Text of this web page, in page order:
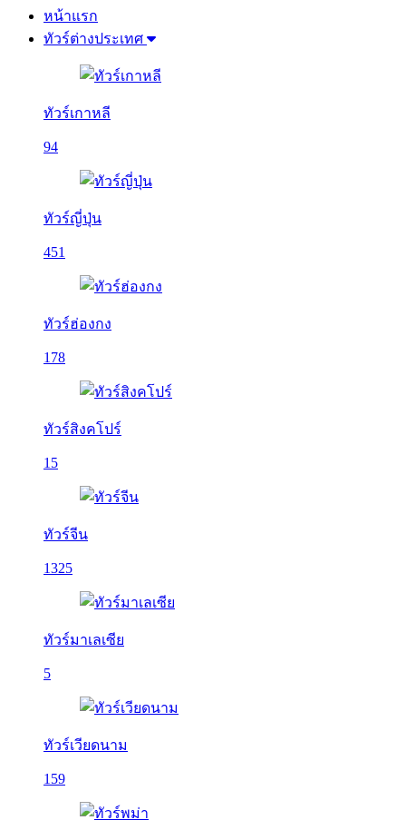
หน้าแรก
ทัวร์ต่างประเทศ
ทัวร์เกาหลี
94
ทัวร์ญี่ปุ่น
451
ทัวร์ฮ่องกง
178
ทัวร์สิงคโปร์
15
ทัวร์จีน
1325
ทัวร์มาเลเซีย
5
ทัวร์เวียดนาม
159